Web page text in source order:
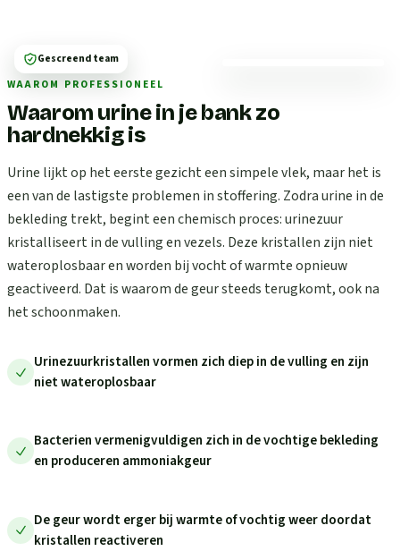
WAAROM PROFESSIONEEL
Waarom urine in je bank zo
hardnekkig is
Urine lijkt op het eerste gezicht een simpele vlek, maar het is
een van de lastigste problemen in stoffering. Zodra urine in de
bekleding trekt, begint een chemisch proces: urinezuur
kristalliseert in de vulling en vezels. Deze kristallen zijn niet
wateroplosbaar en worden bij vocht of warmte opnieuw
geactiveerd. Dat is waarom de geur steeds terugkomt, ook na
het schoonmaken.
Urinezuurkristallen vormen zich diep in de vulling en zijn
niet wateroplosbaar
Bacterien vermenigvuldigen zich in de vochtige bekleding
en produceren ammoniakgeur
De geur wordt erger bij warmte of vochtig weer doordat
kristallen reactiveren
Gescreend team